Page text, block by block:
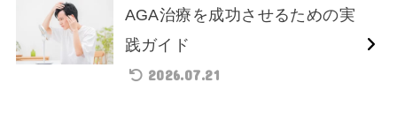
AGA治療を成功させるための実
践ガイド
2026.07.21